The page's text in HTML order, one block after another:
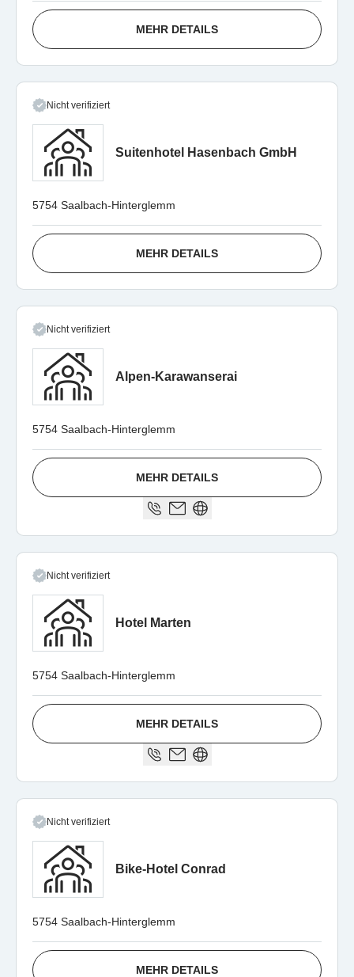
MEHR DETAILS
Nicht verifiziert
Suitenhotel Hasenbach GmbH
5754 Saalbach-Hinterglemm
MEHR DETAILS
Nicht verifiziert
Alpen-Karawanserai
5754 Saalbach-Hinterglemm
MEHR DETAILS
Nicht verifiziert
Hotel Marten
5754 Saalbach-Hinterglemm
MEHR DETAILS
Nicht verifiziert
Bike-Hotel Conrad
5754 Saalbach-Hinterglemm
MEHR DETAILS